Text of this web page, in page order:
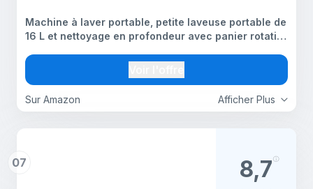
Afficher Plus
Sur Amazon
Machine à laver portable, petite laveuse portable de
16 L et nettoyage en profondeur avec panier rotatif,
appartement, sous-vêtements, chaussettes
07 8,7